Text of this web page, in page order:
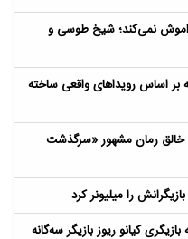
فقیه بزرگ را فراموش نمی‌کند؛ شیخ طوسی و
اساس رویداهای واقعی ساخته
و خالق رمان مشهور «سرگذشت
بازیگری کیانو ریوز بازیگر سه‌گانه